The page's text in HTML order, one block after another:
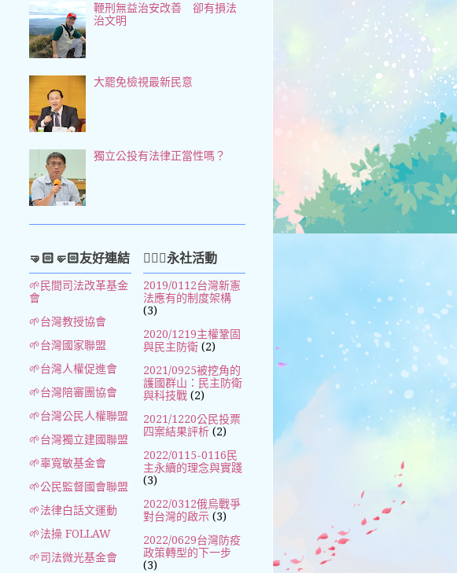
鞭刑無益治安改善 卻有損法
治文明
大罷免檢視最新民意
獨立公投有法律正當性嗎？
🤜🏻🤛🏻友好連結
🌱民間司法改革基金
會
🌱台灣教授協會
🌱台灣國家聯盟
🌱台灣人權促進會
🌱台灣陪審團協會
🌱台灣公民人權聯盟
🌱台灣獨立建國聯盟
🌱辜寬敏基金會
🌱公民監督國會聯盟
🌱法律白話文運動
🌱法操 FOLLAW
🌱司法微光基金會
🧚🏻‍♀️永社活動
2019/0112台灣新憲
法應有的制度架構
(3)
2020/1219主權鞏固
與民主防衛 (2)
2021/0925被挖角的
護國群山：民主防衛
與科技戰 (2)
2021/1220公民投票
四案結果評析 (2)
2022/0115-0116民
主永續的理念與實踐
(3)
2022/0312俄烏戰爭
對台灣的啟示 (3)
2022/0629台灣防疫
政策轉型的下一步
(3)